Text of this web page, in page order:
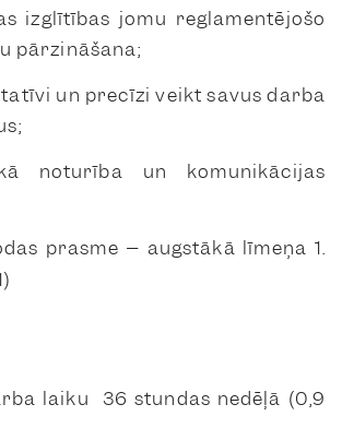
izglītības jomu reglamentējošo
pārzināšana;
un precīzi veikt savus darba
noturība un komunikācijas
prasme – augstākā līmeņa 1.
laiku 36 stundas nedēļā (0,9